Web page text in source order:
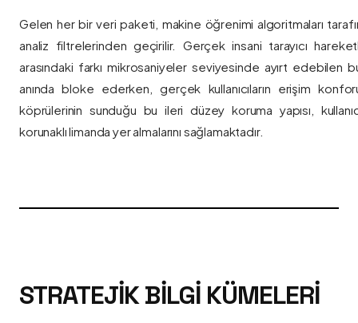
Gelen her bir veri paketi, makine öğrenimi algoritmaları
analiz filtrelerinden geçirilir. Gerçek insani tarayıcı
arasındaki farkı mikrosaniyeler seviyesinde ayırt edebilen
anında bloke ederken, gerçek kullanıcıların erişim
köprülerinin sunduğu bu ileri düzey koruma yapısı,
korunaklı limanda yer almalarını sağlamaktadır.
STRATEJIK BILGI KÜMELERI